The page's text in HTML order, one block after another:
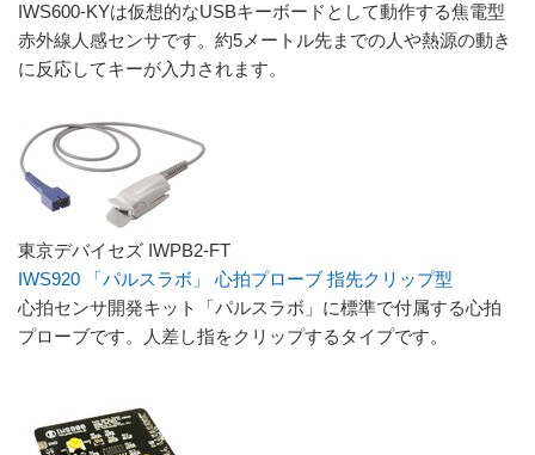
IWS600-KYは仮想的なUSBキーボードとして動作する焦電型
赤外線人感センサです。約5メートル先までの人や熱源の動き
に反応してキーが入力されます。
東京デバイセズ IWPB2-FT
IWS920 「パルスラボ」 心拍プローブ 指先クリップ型
心拍センサ開発キット「パルスラボ」に標準で付属する心拍
プローブです。人差し指をクリップするタイプです。